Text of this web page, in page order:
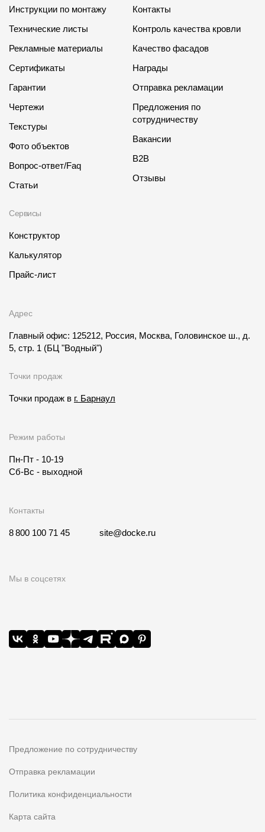
Инструкции по монтажу
Технические листы
Рекламные материалы
Сертификаты
Гарантии
Чертежи
Текстуры
Фото объектов
Вопрос-ответ/Faq
Статьи
Сервисы
Конструктор
Калькулятор
Прайс-лист
Контакты
Контроль качества кровли
Качество фасадов
Награды
Отправка рекламации
Предложения по
сотрудничеству
Вакансии
B2B
Отзывы
Адрес
Главный офис: 125212, Россия, Москва, Головинское ш., д.
5, стр. 1 (БЦ "Водный")
Точки продаж
Точки продаж в г. Барнаул
Режим работы
Пн-Пт - 10-19
Сб-Вс - выходной
Контакты
8 800 100 71 45 site@docke.ru
Мы в соцсетях
Предложение по сотрудничеству
Отправка рекламации
Политика конфиденциальности
Карта сайта